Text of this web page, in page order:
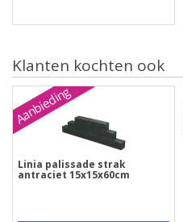
Klanten kochten ook
Aanbieding
Linia palissade strak
antraciet 15x15x60cm